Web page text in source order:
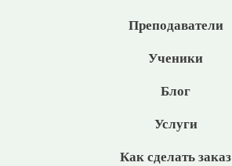
Преподаватели
Ученики
Блог
Услуги
Как сделать заказ